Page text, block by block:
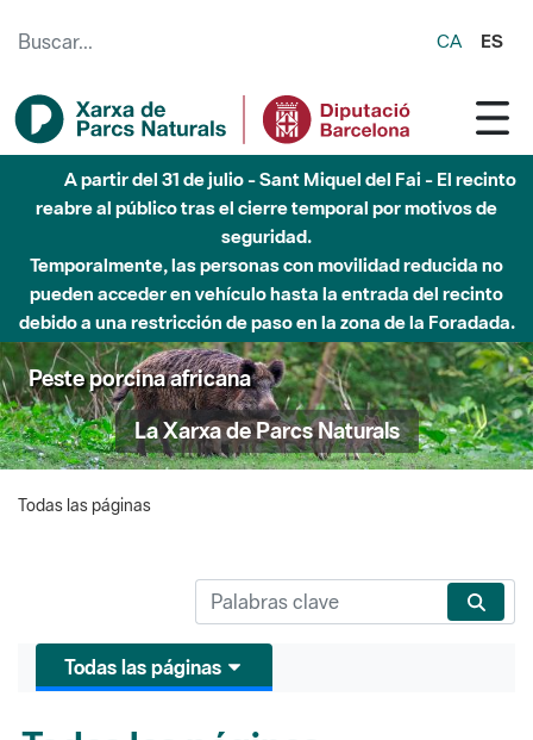
CA ES
A partir del 31 de julio - Sant Miquel del Fai - El recinto
reabre al público tras el cierre temporal por motivos de
seguridad.
Temporalmente, las personas con movilidad reducida no
pueden acceder en vehículo hasta la entrada del recinto
debido a una restricción de paso en la zona de la Foradada.
Peste porcina africana
La Xarxa de Parcs Naturals
Todas las páginas
Todas las páginas